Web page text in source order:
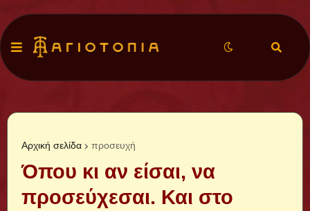
Αρχική σελίδα προσευχή
Όπου κι αν είσαι, να
προσεύχεσαι. Και στο